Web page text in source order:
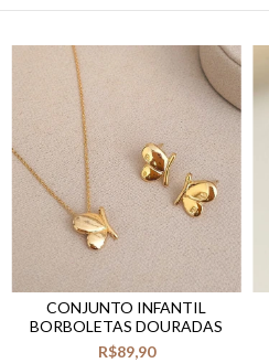
CONJUNTO INFANTIL
BORBOLETAS DOURADAS
R$89,90